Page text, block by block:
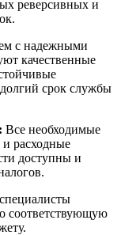
реверсивных и
с надежными
качественные
срок службы
Все необходимые
и расходные
доступны и
.
соответствующую